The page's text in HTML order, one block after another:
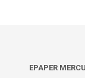
EPAPER